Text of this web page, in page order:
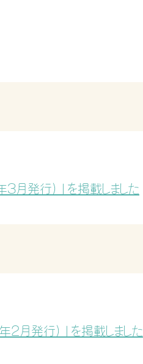
月発行）」を掲載しました
月発行）」を掲載しました